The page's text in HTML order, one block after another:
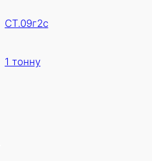
СТ.09г2с
1 тонну